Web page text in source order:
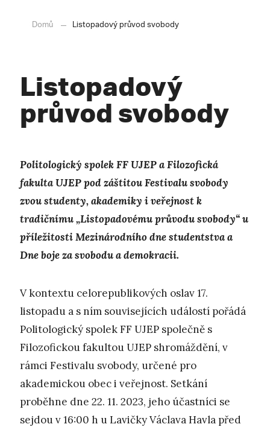
Domů Listopadový průvod svobody
Listopadový
průvod svobody
Politologický spolek FF UJEP a Filozofická
fakulta UJEP pod záštitou Festivalu svobody
zvou studenty, akademiky i veřejnost k
tradičnímu „Listopadovému průvodu svobody“ u
příležitosti Mezinárodního dne studentstva a
Dne boje za svobodu a demokracii.
V kontextu celorepublikových oslav 17.
listopadu a s ním souvisejících událostí pořádá
Politologický spolek FF UJEP společně s
Filozofickou fakultou UJEP shromáždění, v
rámci Festivalu svobody, určené pro
akademickou obec i veřejnost. Setkání
proběhne dne 22. 11. 2023, jeho účastníci se
sejdou v 16:00 h u Lavičky Václava Havla před